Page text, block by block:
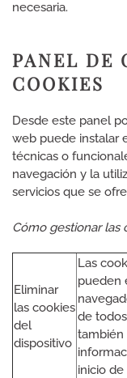
necesaria.
PANEL DE
COOKIES
Desde este panel
web puede instalar
técnicas o
navegación y la
servicios que se
Cómo gestionar las
Eliminar
las cookies
del
dispositivo
Las
pueden
de
también
inicio de